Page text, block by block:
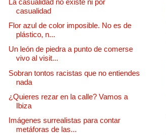
La casualidad no existe ni por
casualidad
Flor azul de color imposible. No es de
plástico, n...
Un león de piedra a punto de comerse
vivo al visit...
Sobran tontos racistas que no entiendes
nada
¿Quieres rezar en la calle? Vamos a
Ibiza
Imágenes surrealistas para contar
metáforas de las...